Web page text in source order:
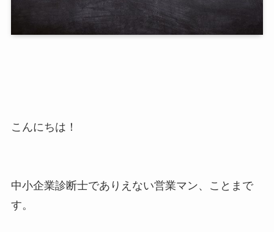
こんにちは！
中小企業診断士でありえない営業マン、ことまで
す。